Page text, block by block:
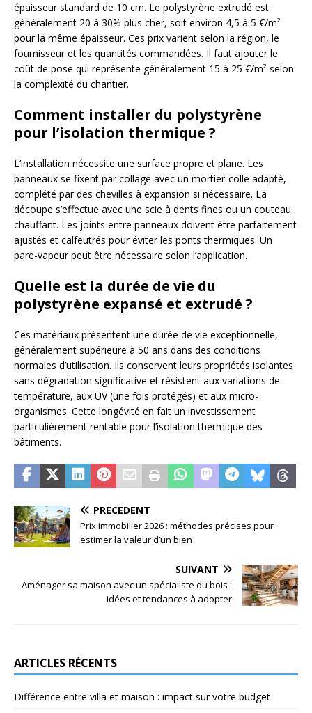
épaisseur standard de 10 cm. Le polystyrène extrudé est
généralement 20 à 30% plus cher, soit environ 4,5 à 5 €/m²
pour la même épaisseur. Ces prix varient selon la région, le
fournisseur et les quantités commandées. Il faut ajouter le
coût de pose qui représente généralement 15 à 25 €/m² selon
la complexité du chantier.
Comment installer du polystyrène
pour l’isolation thermique ?
L’installation nécessite une surface propre et plane. Les
panneaux se fixent par collage avec un mortier-colle adapté,
complété par des chevilles à expansion si nécessaire. La
découpe s’effectue avec une scie à dents fines ou un couteau
chauffant. Les joints entre panneaux doivent être parfaitement
ajustés et calfeutrés pour éviter les ponts thermiques. Un
pare-vapeur peut être nécessaire selon l’application.
Quelle est la durée de vie du
polystyrène expansé et extrudé ?
Ces matériaux présentent une durée de vie exceptionnelle,
généralement supérieure à 50 ans dans des conditions
normales d’utilisation. Ils conservent leurs propriétés isolantes
sans dégradation significative et résistent aux variations de
température, aux UV (une fois protégés) et aux micro-
organismes. Cette longévité en fait un investissement
particulièrement rentable pour l’isolation thermique des
bâtiments.
PRÉCÉDENT
Prix immobilier 2026 : méthodes précises pour
estimer la valeur d’un bien
SUIVANT
Aménager sa maison avec un spécialiste du bois :
idées et tendances à adopter
ARTICLES RÉCENTS
Différence entre villa et maison : impact sur votre budget